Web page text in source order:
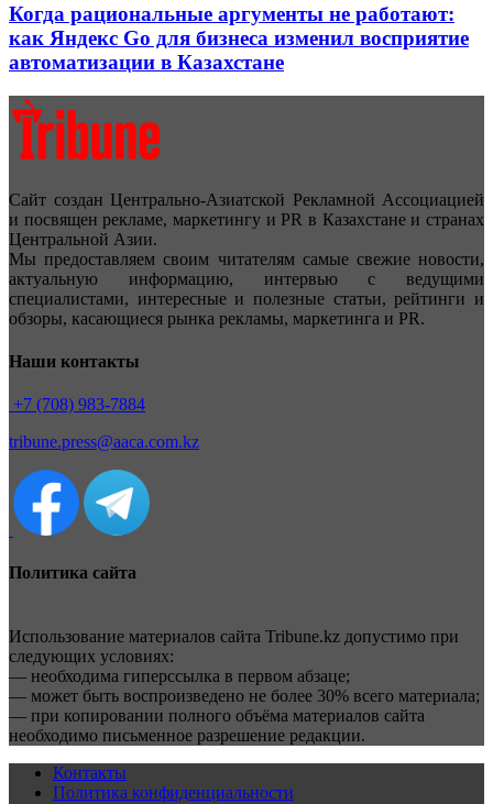
Когда рациональные аргументы не работают:
как Яндекс Go для бизнеса изменил восприятие
автоматизации в Казахстане
Сайт создан Центрально-Азиатской Рекламной Ассоциацией
и посвящен рекламе, маркетингу и PR в Казахстане и странах
Центральной Азии.
Мы предоставляем своим читателям самые свежие новости,
актуальную информацию, интервью с ведущими
специалистами, интересные и полезные статьи, рейтинги и
обзоры, касающиеся рынка рекламы, маркетинга и PR.
Наши контакты
+7 (708) 983-7884
tribune.press@aaca.com.kz
Политика сайта
Использование материалов сайта Tribune.kz допустимо при
следующих условиях:
— необходима гиперссылка в первом абзаце;
— может быть воспроизведено не более 30% всего материала;
— при копировании полного объёма материалов сайта
необходимо письменное разрешение редакции.
Контакты
Политика конфиденциальности